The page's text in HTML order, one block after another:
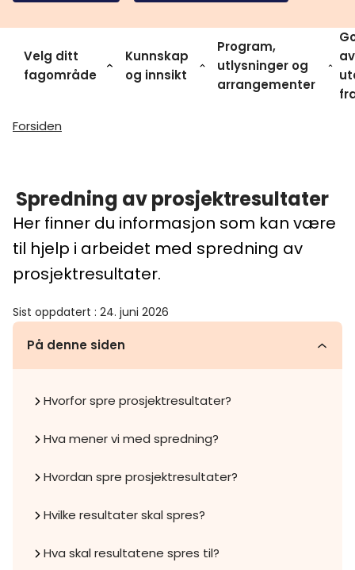
Velg ditt
fagområde
Kunnskap
og innsikt
Program,
utlysninger og
arrangementer
av
Forsiden
Spredning av prosjektresultater
Her finner du informasjon som kan være
til hjelp i arbeidet med spredning av
prosjektresultater.
Sist oppdatert : 24. juni 2026
På denne siden
Hvorfor spre prosjektresultater?
Hva mener vi med spredning?
Hvordan spre prosjektresultater?
Hvilke resultater skal spres?
Hva skal resultatene spres til?